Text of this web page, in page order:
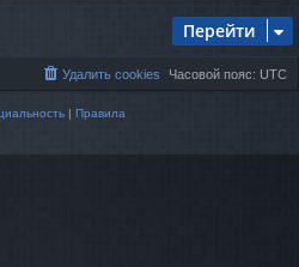
Перейти
Часовой пояс: UTC
Удалить cookies
| Правила